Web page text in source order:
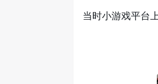
当时小游戏平台